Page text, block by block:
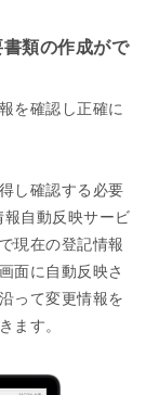
類の作成がで
を確認し正確に
し確認する必要
報自動反映サービ
現在の登記情報
面に自動反映さ
って変更情報を
ます。